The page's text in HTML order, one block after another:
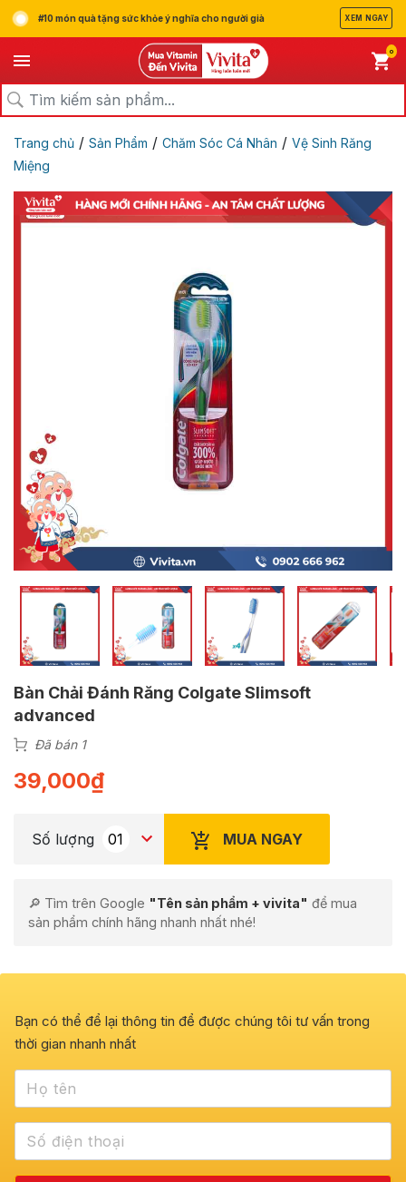
#10 món quà tặng sức khỏe ý nghĩa cho người già XEM NGAY
0
Trang chủ / Sản Phẩm / Chăm Sóc Cá Nhân / Vệ Sinh Răng
Miệng
Bàn Chải Đánh Răng Colgate Slimsoft
advanced
Đã bán 1
39,000₫
Số lượng MUA NGAY
🔎 Tìm trên Google "Tên sản phẩm + vivita" để mua
sản phẩm chính hãng nhanh nhất nhé!
Bạn có thể để lại thông tin để được chúng tôi tư vấn trong
thời gian nhanh nhất